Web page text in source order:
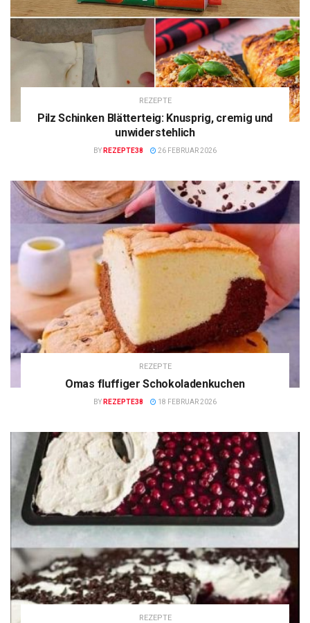
REZEPTE
Pilz Schinken Blätterteig: Knusprig, cremig und
unwiderstehlich
BY REZEPTE38 26 FEBRUAR 2026
REZEPTE
Omas fluffiger Schokoladenkuchen
BY REZEPTE38 18 FEBRUAR 2026
REZEPTE